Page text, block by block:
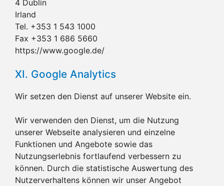
4 Dublin
Irland
Tel. +353 1 543 1000
Fax +353 1 686 5660
https://www.google.de/
XI. Google Analytics
Wir setzen den Dienst auf unserer Website ein.
Wir verwenden den Dienst, um die Nutzung
unserer Webseite analysieren und einzelne
Funktionen und Angebote sowie das
Nutzungserlebnis fortlaufend verbessern zu
können. Durch die statistische Auswertung des
Nutzerverhaltens können wir unser Angebot